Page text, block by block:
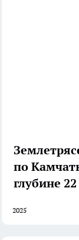
по
глубине
2025